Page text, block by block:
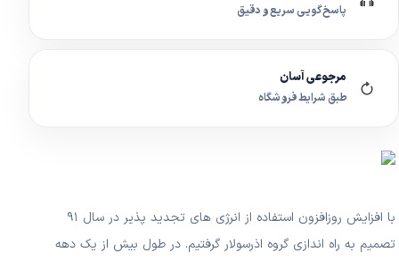
پاسخ‌گویی سریع و دقیق
مرجوعی آسان
طبق شرایط فروشگاه
با افزایش روزافزون استفاده از انرژی های تجدید پذیر در سال ۹۱
تصمیم به راه اندازی گروه اذرسولار گرفتیم. در طول بیش از یک دهه